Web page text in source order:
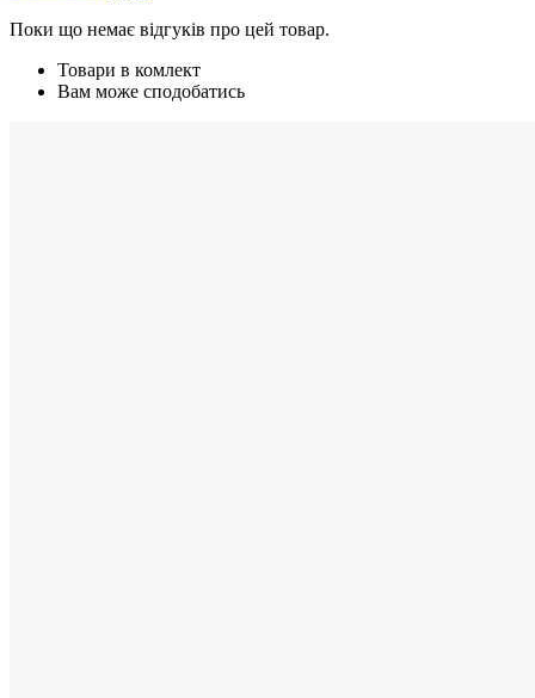
Поки що немає відгуків про цей товар.
Товари в комлект
Вам може сподобатись